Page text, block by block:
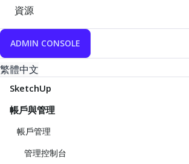
資源
ADMIN CONSOLE
繁體中文
SketchUp
帳戶與管理
帳戶管理
管理控制台